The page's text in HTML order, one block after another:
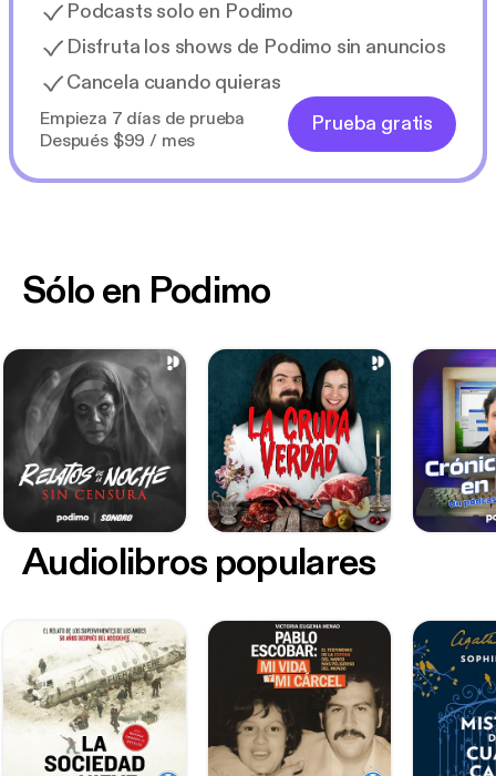
Podcasts solo en Podimo
Disfruta los shows de Podimo sin anuncios
Cancela cuando quieras
Empieza 7 días de prueba
Después $99 / mes
Prueba gratis
Sólo en Podimo
Audiolibros populares